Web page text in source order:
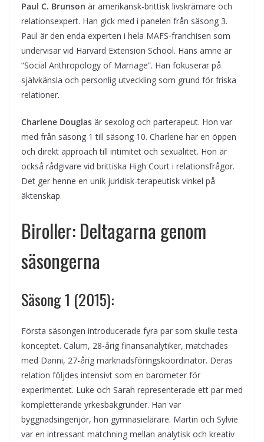
Paul C. Brunson är amerikansk-brittisk livskrämare och
relationsexpert. Han gick med i panelen från säsong 3.
Paul är den enda experten i hela MAFS-franchisen som
undervisar vid Harvard Extension School. Hans ämne är
“Social Anthropology of Marriage”. Han fokuserar på
självkänsla och personlig utveckling som grund för friska
relationer.
Charlene Douglas är sexolog och parterapeut. Hon var
med från säsong 1 till säsong 10. Charlene har en öppen
och direkt approach till intimitet och sexualitet. Hon är
också rådgivare vid brittiska High Court i relationsfrågor.
Det ger henne en unik juridisk-terapeutisk vinkel på
äktenskap.
Biroller: Deltagarna genom
säsongerna
Säsong 1 (2015):
Första säsongen introducerade fyra par som skulle testa
konceptet. Calum, 28-årig finansanalytiker, matchades
med Danni, 27-årig marknadsföringskoordinator. Deras
relation följdes intensivt som en barometer för
experimentet. Luke och Sarah representerade ett par med
kompletterande yrkesbakgrunder. Han var
byggnadsingenjör, hon gymnasielärare. Martin och Sylvie
var en intressant matchning mellan analytisk och kreativ